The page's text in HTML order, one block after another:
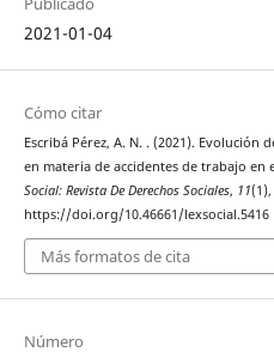
2021-01-04
Cómo citar
Escribá Pérez, A. N. . (2021).
en materia de accidentes de trabajo
Social: Revista De Derechos Sociales, 11(1),
https://doi.org/10.46661/lexsocial.5416
Más formatos de cita
Número